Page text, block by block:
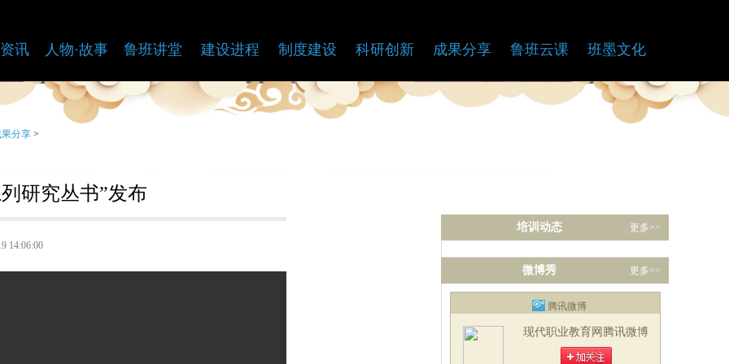
讯 人物·故事 鲁班讲堂 建设进程 制度建设 科研创新 成果分享 鲁班云课 班墨文化
分享 >
研究丛书”发布
14:06:00
更多>>
培训动态
更多>>
微博秀
腾讯微博
现代职业教育网腾讯微博